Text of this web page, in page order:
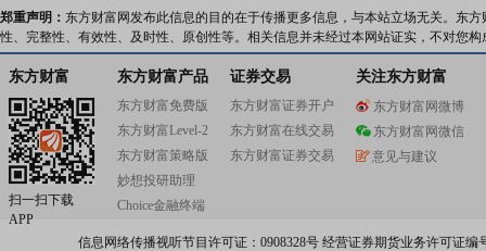
郑重声明： 东方财富网发布此信息的目的在于传播更多信息，与本站立场无关。东
性、完整性、有效性、及时性、原创性等。相关信息并未经过本网站证实，不对您
东方财富
扫一扫下载
APP
东方财富产品
东方财富免费版
东方财富Level-2
东方财富策略版
妙想投研助理
Choice金融终端
证券交易
东方财富证券开户
东方财富在线交易
东方财富证券交易
关注东方财富
东方财富网微博
东方财富网微信
意见与建议
信息网络传播视听节目许可证：0908328号 经营证券期货业务许可证编